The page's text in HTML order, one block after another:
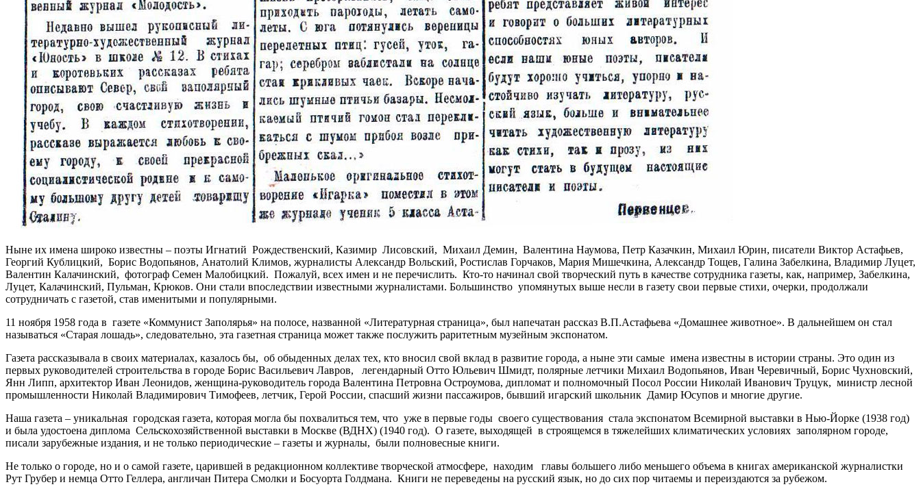
Ныне их имена широко известны – поэты Игнатий Рождественский, Казимир Лисовский, Михаил Демин, Валентина Наумова, Петр Казачкин, Михаил Юрин, писатели Виктор Астафьев,
Георгий Кублицкий, Борис Водопьянов, Анатолий Климов, журналисты Александр Вольский, Ростислав Горчаков, Мария Мишечкина, Александр Тощев, Галина Забелкина, Владимир Луцет,
Валентин Калачинский, фотограф Семен Малобицкий. Пожалуй, всех имен и не перечислить. Кто-то начинал свой творческий путь в качестве сотрудника газеты, как, например, Забелкина,
Луцет, Калачинский, Пульман, Крюков. Они стали впоследствии известными журналистами. Большинство упомянутых выше несли в газету свои первые стихи, очерки, продолжали
сотрудничать с газетой, став именитыми и популярными.
11 ноября 1958 года в газете «Коммунист Заполярья» на полосе, названной «Литературная страница», был напечатан рассказ В.П.Астафьева «Домашнее животное». В дальнейшем он стал
называться «Старая лошадь», следовательно, эта газетная страница может также послужить раритетным музейным экспонатом.
Газета рассказывала в своих материалах, казалось бы, об обыденных делах тех, кто вносил свой вклад в развитие города, а ныне эти самые имена известны в истории страны. Это один из
первых руководителей строительства в городе Борис Васильевич Лавров, легендарный Отто Юльевич Шмидт, полярные летчики Михаил Водопьянов, Иван Черевичный, Борис Чухновский,
Янн Липп, архитектор Иван Леонидов, женщина-руководитель города Валентина Петровна Остроумова, дипломат и полномочный Посол России Николай Иванович Труцук, министр лесной
промышленности Николай Владимирович Тимофеев, летчик, Герой России, спасший жизни пассажиров, бывший игарский школьник Дамир Юсупов и многие другие.
Наша газета – уникальная городская газета, которая могла бы похвалиться тем, что уже в первые годы своего существования стала экспонатом Всемирной выставки в Нью-Йорке (1938 год)
и была удостоена диплома Сельскохозяйственной выставки в Москве (ВДНХ) (1940 год). О газете, выходящей в строящемся в тяжелейших климатических условиях заполярном городе,
писали зарубежные издания, и не только периодические – газеты и журналы, были полновесные книги.
Не только о городе, но и о самой газете, царившей в редакционном коллективе творческой атмосфере, находим главы большего либо меньшего объема в книгах американской журналистки
Рут Грубер и немца Отто Геллера, англичан Питера Смолки и Босуорта Голдмана. Книги не переведены на русский язык, но до сих пор читаемы и переиздаются за рубежом.